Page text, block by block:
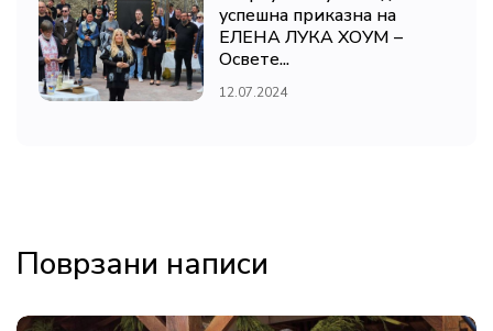
успешна приказна на
ЕЛЕНА ЛУКА ХОУМ –
Освете...
12.07.2024
Поврзани написи